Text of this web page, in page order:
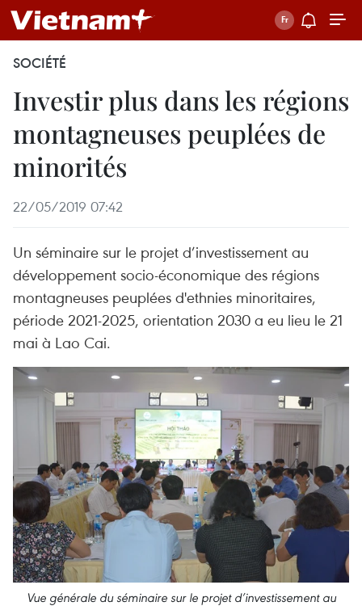
SOCIÉTÉ
Investir plus dans les régions
montagneuses peuplées de
minorités
22/05/2019 07:42
Un séminaire sur le projet d’investissement au
développement socio-économique des régions
montagneuses peuplées d'ethnies minoritaires,
période 2021-2025, orientation 2030 a eu lieu le 21
mai à Lao Cai.
Vue générale du séminaire sur le projet d’investissement au